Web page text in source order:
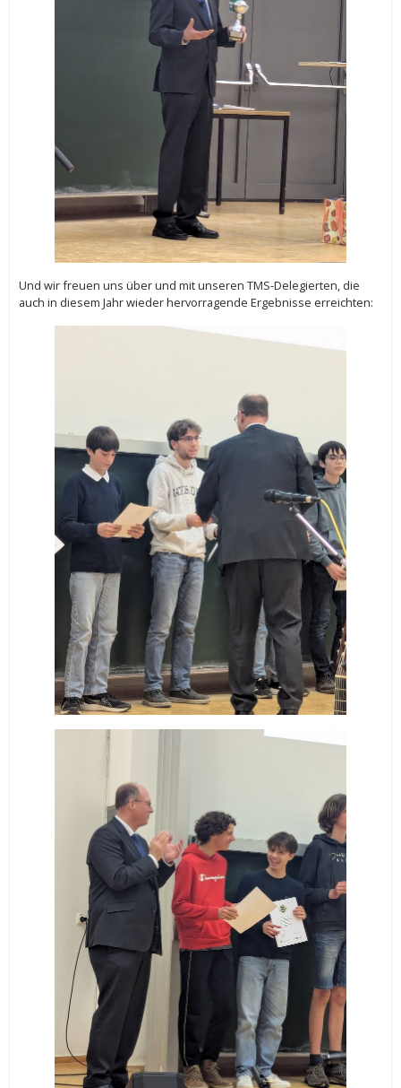
Und wir freuen uns über und mit unseren TMS-Delegierten, die
auch in diesem Jahr wieder hervorragende Ergebnisse erreichten: